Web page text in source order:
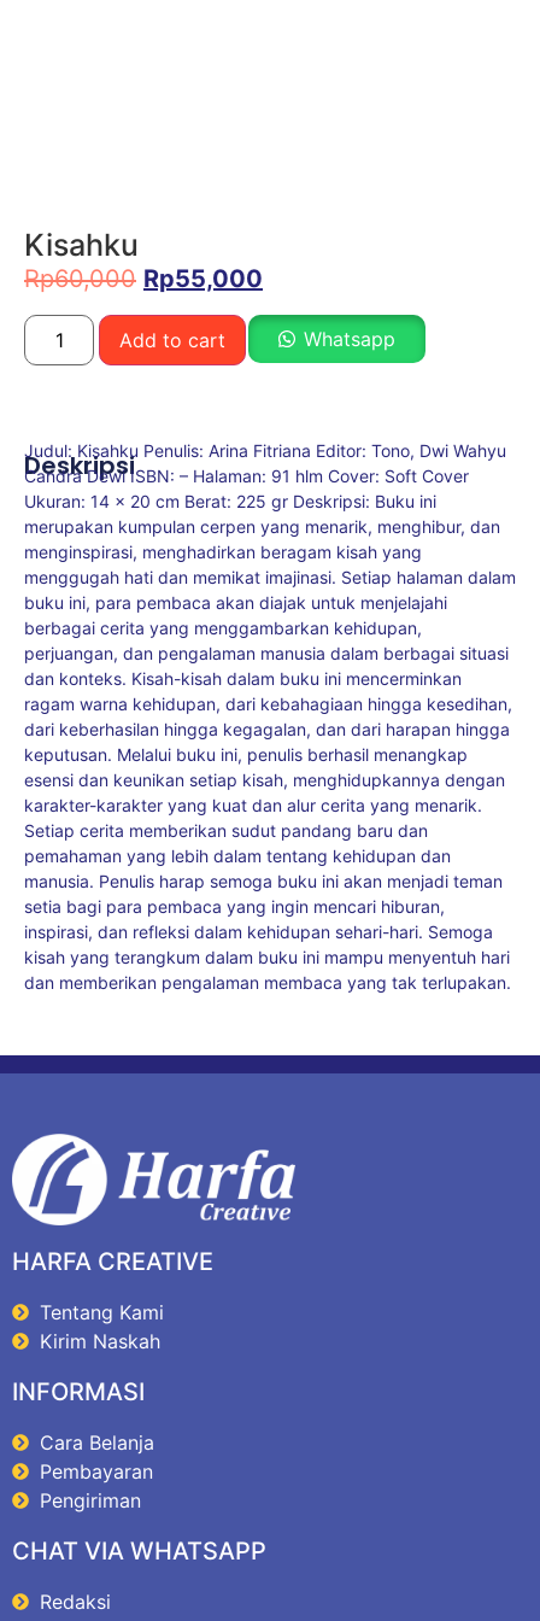
Kisahku
Rp60,000 Rp55,000
Add to cart Whatsapp
Deskripsi
Judul: Kisahku Penulis: Arina Fitriana Editor: Tono, Dwi Wahyu
Candra Dewi ISBN: – Halaman: 91 hlm Cover: Soft Cover
Ukuran: 14 x 20 cm Berat: 225 gr Deskripsi: Buku ini
merupakan kumpulan cerpen yang menarik, menghibur, dan
menginspirasi, menghadirkan beragam kisah yang
menggugah hati dan memikat imajinasi. Setiap halaman dalam
buku ini, para pembaca akan diajak untuk menjelajahi
berbagai cerita yang menggambarkan kehidupan,
perjuangan, dan pengalaman manusia dalam berbagai situasi
dan konteks. Kisah-kisah dalam buku ini mencerminkan
ragam warna kehidupan, dari kebahagiaan hingga kesedihan,
dari keberhasilan hingga kegagalan, dan dari harapan hingga
keputusan. Melalui buku ini, penulis berhasil menangkap
esensi dan keunikan setiap kisah, menghidupkannya dengan
karakter-karakter yang kuat dan alur cerita yang menarik.
Setiap cerita memberikan sudut pandang baru dan
pemahaman yang lebih dalam tentang kehidupan dan
manusia. Penulis harap semoga buku ini akan menjadi teman
setia bagi para pembaca yang ingin mencari hiburan,
inspirasi, dan refleksi dalam kehidupan sehari-hari. Semoga
kisah yang terangkum dalam buku ini mampu menyentuh hari
dan memberikan pengalaman membaca yang tak terlupakan.
HARFA CREATIVE
Tentang Kami
Kirim Naskah
INFORMASI
Cara Belanja
Pembayaran
Pengiriman
CHAT VIA WHATSAPP
Redaksi